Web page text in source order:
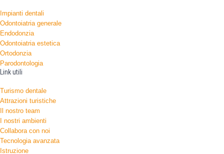
Impianti dentali
Odontoiatria generale
Endodonzia
Odontoiatria estetica
Ortodonzia
Parodontologia
Link utili
Turismo dentale
Attrazioni turistiche
Il nostro team
I nostri ambienti
Collabora con noi
Tecnologia avanzata
Istruzione